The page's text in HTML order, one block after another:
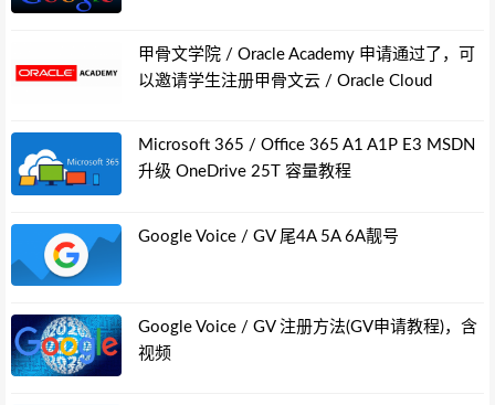
甲骨文学院 / Oracle Academy 申请通过了，可
以邀请学生注册甲骨文云 / Oracle Cloud
Microsoft 365 / Office 365 A1 A1P E3 MSDN
升级 OneDrive 25T 容量教程
Google Voice / GV 尾4A 5A 6A靓号
Google Voice / GV 注册方法(GV申请教程)，含
视频